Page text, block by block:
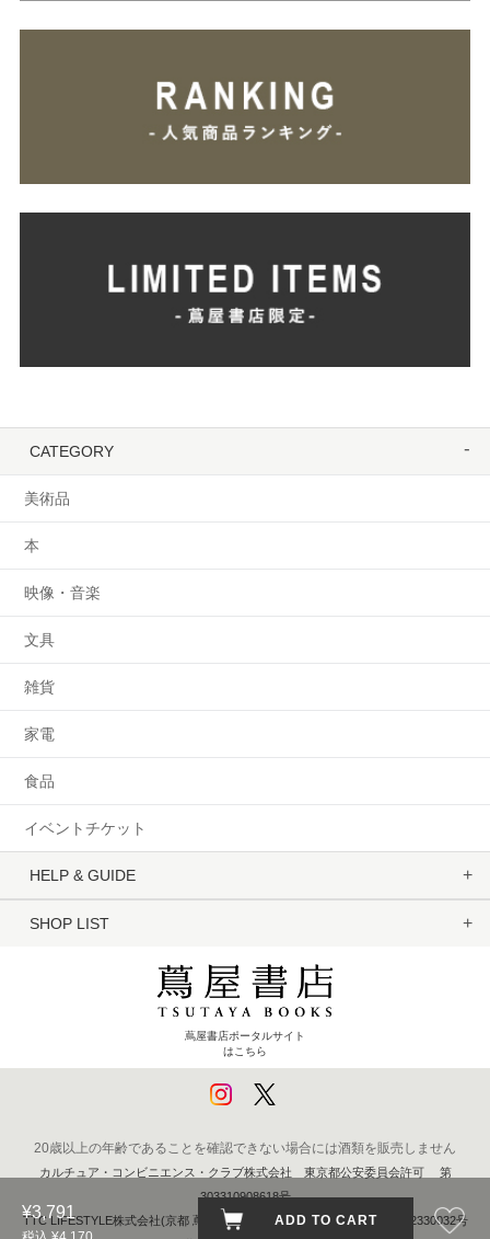
¥3,791 ADD TO CART
CATEGORY
美術品
本
映像・音楽
文具
雑貨
家電
食品
イベントチケット
HELP & GUIDE
SHOP LIST
蔦屋書店ポータルサイト
はこちら
20歳以上の年齢であることを確認できない場合には酒類を販売しません
カルチュア・コンビニエンス・クラブ株式会社 東京都公安委員会許可 第
303310908618号
TTC LIFESTYLE株式会社(京都 蔦屋書店) 京都府公安委員会 第611262330032号